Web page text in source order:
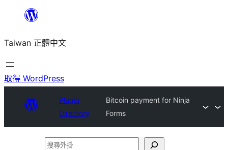
主
要
內
Taiwan 正體中文
取得 WordPress
Plugin
Directory
Bitcoin payment for Ninja
Forms
搜